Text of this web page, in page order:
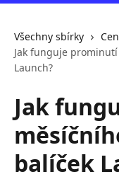
Všechny sbírky
Jak funguje
Launch?
Jak
balíček